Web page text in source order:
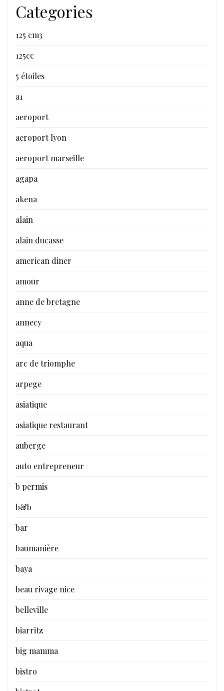
Categories
125 cm3
125cc
5 étoiles
a1
aeroport
aeroport lyon
aeroport marseille
agapa
akena
alain
alain ducasse
american diner
amour
anne de bretagne
annecy
aqua
arc de triomphe
arpege
asiatique
asiatique restaurant
auberge
auto entrepreneur
b permis
b&b
bar
baumanière
baya
beau rivage nice
belleville
biarritz
big mamma
bistro